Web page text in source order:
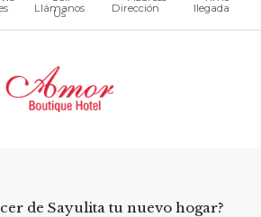
Llámanos Dirección
llegada
de Sayulita tu nuevo hogar?